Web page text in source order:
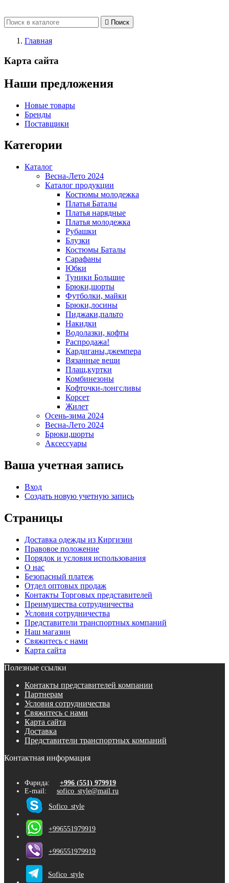
 Поиск
Главная
Карта сайта
Наши предложения
Новые товары
Бренды
Поставщики
Категории
Каталог
Весна-Лето 2024
Каталог продукции
Костюмы молодежка
Платья Баталы
Платья нарядные
Платья молодежка
Рубашки
Блузки
Костюмы Баталы
Сарафаны
Юбки
Туники Большие
Брюки,шорты
Футболки, майки
Брюки,лосины
Пиджаки,пальто
Накидки
Водолазки, кофты
Распродажа!
Кардиганы,джемпера
Вязанные вещи
Плащ,куртки
Комбинезоны
Кофточки-лонгсливы
Корсет
Жилет
Осень-зима 2024
Весна-Лето 2024
Брюки,шорты
Аксессуары
Ваша учетная запись
Вход
Создать новую учетную запись
Страницы
Доставка одежды из Киргизии
Правовое положение
Порядок и условия использования
О нас
Безопасный платеж
Отдел оптовых продаж
Контакты Торговых представителей
Преимущества сотрудничества
Условия сотрудничества
Представители транспортных компаний
Наш магазин
Свяжитесь с нами
Карта сайта
Полезные ссылки
Контакты представителей компании
Партнерам
Условия сотрудничества
Свяжитесь с нами
Карта сайта
Доставка
Представители транспортных компаний
Контактная информация
Фарида: +996 (551) 979919
E-mail: sofico_style@mail.ru
Sofico_style
+996551979919
+996551979919
Sofico_style